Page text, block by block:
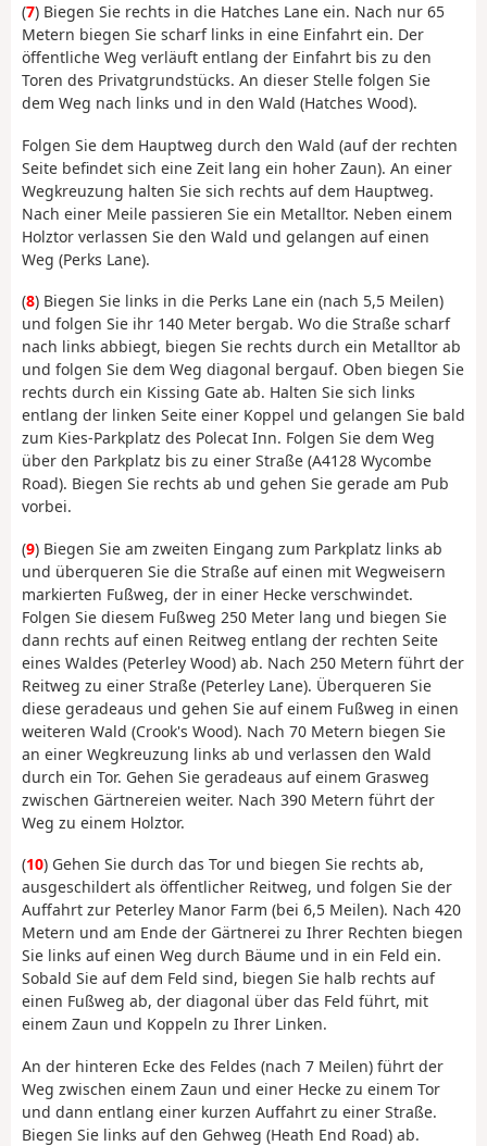
(7) Biegen Sie rechts in die Hatches Lane ein. Nach nur 65
Metern biegen Sie scharf links in eine Einfahrt ein. Der
öffentliche Weg verläuft entlang der Einfahrt bis zu den
Toren des Privatgrundstücks. An dieser Stelle folgen Sie
dem Weg nach links und in den Wald (Hatches Wood).
Folgen Sie dem Hauptweg durch den Wald (auf der rechten
Seite befindet sich eine Zeit lang ein hoher Zaun). An einer
Wegkreuzung halten Sie sich rechts auf dem Hauptweg.
Nach einer Meile passieren Sie ein Metalltor. Neben einem
Holztor verlassen Sie den Wald und gelangen auf einen
Weg (Perks Lane).
(8) Biegen Sie links in die Perks Lane ein (nach 5,5 Meilen)
und folgen Sie ihr 140 Meter bergab. Wo die Straße scharf
nach links abbiegt, biegen Sie rechts durch ein Metalltor ab
und folgen Sie dem Weg diagonal bergauf. Oben biegen Sie
rechts durch ein Kissing Gate ab. Halten Sie sich links
entlang der linken Seite einer Koppel und gelangen Sie bald
zum Kies-Parkplatz des Polecat Inn. Folgen Sie dem Weg
über den Parkplatz bis zu einer Straße (A4128 Wycombe
Road). Biegen Sie rechts ab und gehen Sie gerade am Pub
vorbei.
(9) Biegen Sie am zweiten Eingang zum Parkplatz links ab
und überqueren Sie die Straße auf einen mit Wegweisern
markierten Fußweg, der in einer Hecke verschwindet.
Folgen Sie diesem Fußweg 250 Meter lang und biegen Sie
dann rechts auf einen Reitweg entlang der rechten Seite
eines Waldes (Peterley Wood) ab. Nach 250 Metern führt der
Reitweg zu einer Straße (Peterley Lane). Überqueren Sie
diese geradeaus und gehen Sie auf einem Fußweg in einen
weiteren Wald (Crook's Wood). Nach 70 Metern biegen Sie
an einer Wegkreuzung links ab und verlassen den Wald
durch ein Tor. Gehen Sie geradeaus auf einem Grasweg
zwischen Gärtnereien weiter. Nach 390 Metern führt der
Weg zu einem Holztor.
(10) Gehen Sie durch das Tor und biegen Sie rechts ab,
ausgeschildert als öffentlicher Reitweg, und folgen Sie der
Auffahrt zur Peterley Manor Farm (bei 6,5 Meilen). Nach 420
Metern und am Ende der Gärtnerei zu Ihrer Rechten biegen
Sie links auf einen Weg durch Bäume und in ein Feld ein.
Sobald Sie auf dem Feld sind, biegen Sie halb rechts auf
einen Fußweg ab, der diagonal über das Feld führt, mit
einem Zaun und Koppeln zu Ihrer Linken.
An der hinteren Ecke des Feldes (nach 7 Meilen) führt der
Weg zwischen einem Zaun und einer Hecke zu einem Tor
und dann entlang einer kurzen Auffahrt zu einer Straße.
Biegen Sie links auf den Gehweg (Heath End Road) ab.